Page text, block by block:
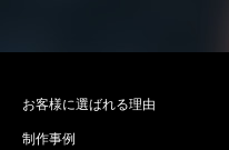
お客様に選ばれる理由
制作事例